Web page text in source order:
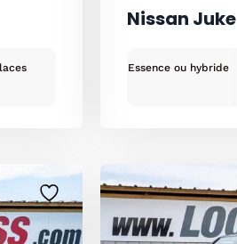
Nissan Juke
Essence ou hybride